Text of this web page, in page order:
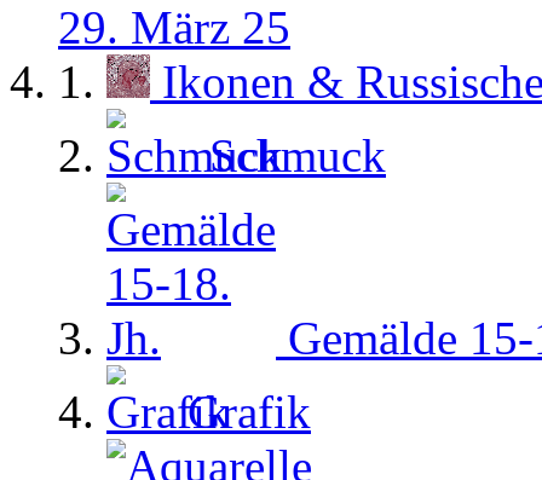
29. März 25
Ikonen &
Schmuck
Gemälde
Grafik